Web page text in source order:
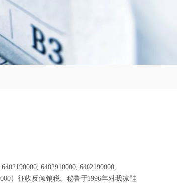
6402910000, 6402190000,
）征收反倾销税。秘鲁于1996年对我凉鞋